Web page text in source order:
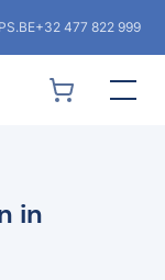
+32 477 822 999
in